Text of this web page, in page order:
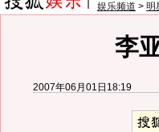
娱乐频道 > 明
李
2007年06月01日18:19